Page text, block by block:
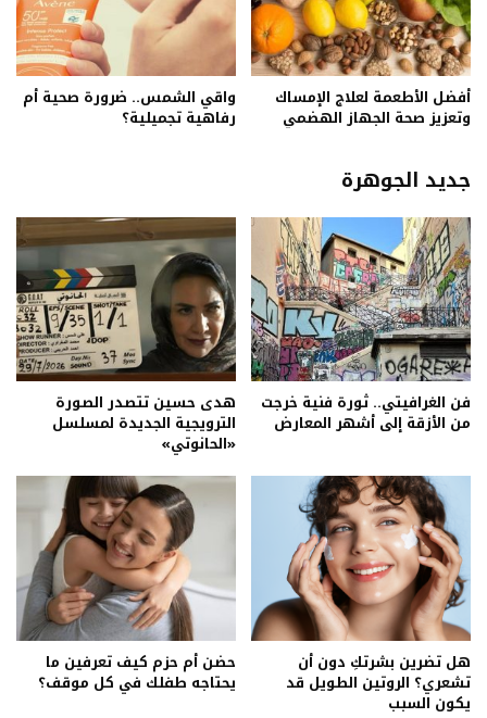
أفضل الأطعمة لعلاج الإمساك
وتعزيز صحة الجهاز الهضمي
واقي الشمس.. ضرورة صحية أم
رفاهية تجميلية؟
جديد الجوهرة
فن الغرافيتي.. ثورة فنية خرجت
من الأزقة إلى أشهر المعارض
هدى حسين تتصدر الصورة
الترويجية الجديدة لمسلسل
«الحانوتي»
هل تضرين بشرتكِ دون أن
تشعري؟ الروتين الطويل قد
يكون السبب
حضن أم حزم كيف تعرفين ما
يحتاجه طفلك في كل موقف؟